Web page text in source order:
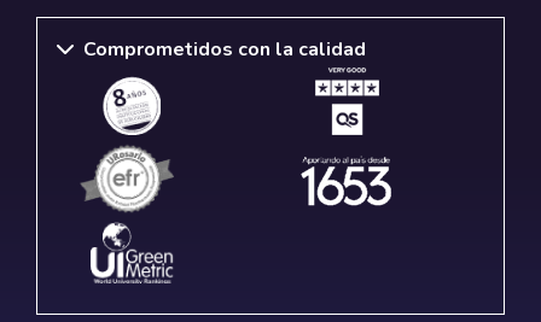
Comprometidos con la calidad